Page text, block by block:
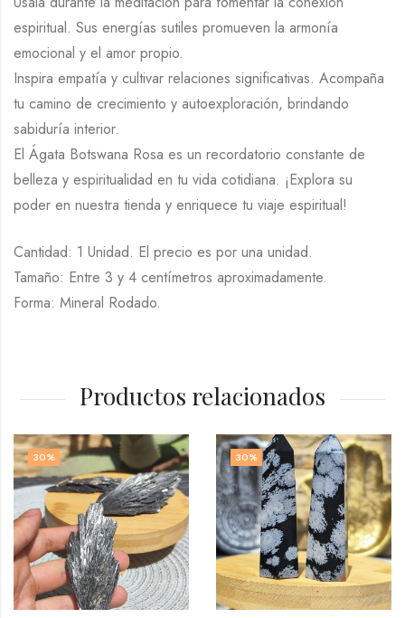
espiritual. Sus energías sutiles promueven la armonía
emocional y el amor propio.
Inspira empatía y cultivar relaciones significativas. Acompaña
tu camino de crecimiento y autoexploración, brindando
sabiduría interior.
El Ágata Botswana Rosa es un recordatorio constante de
belleza y espiritualidad en tu vida cotidiana. ¡Explora su
poder en nuestra tienda y enriquece tu viaje espiritual!
Cantidad: 1 Unidad. El precio es por una unidad.
Tamaño: Entre 3 y 4 centímetros aproximadamente.
Forma: Mineral Rodado.
Productos relacionados
30% 30%